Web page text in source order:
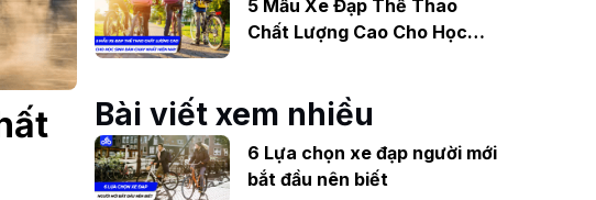
5 Mẫu Xe Đạp Thể Thao
Chất Lượng Cao Cho Học
Bài viết xem nhiều
6 Lựa chọn xe đạp người mới
bắt đầu nên biết